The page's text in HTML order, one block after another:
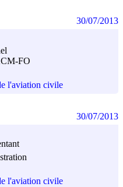
FO
l'aviation civile
30/07/2013
l'aviation civile
30/07/2013